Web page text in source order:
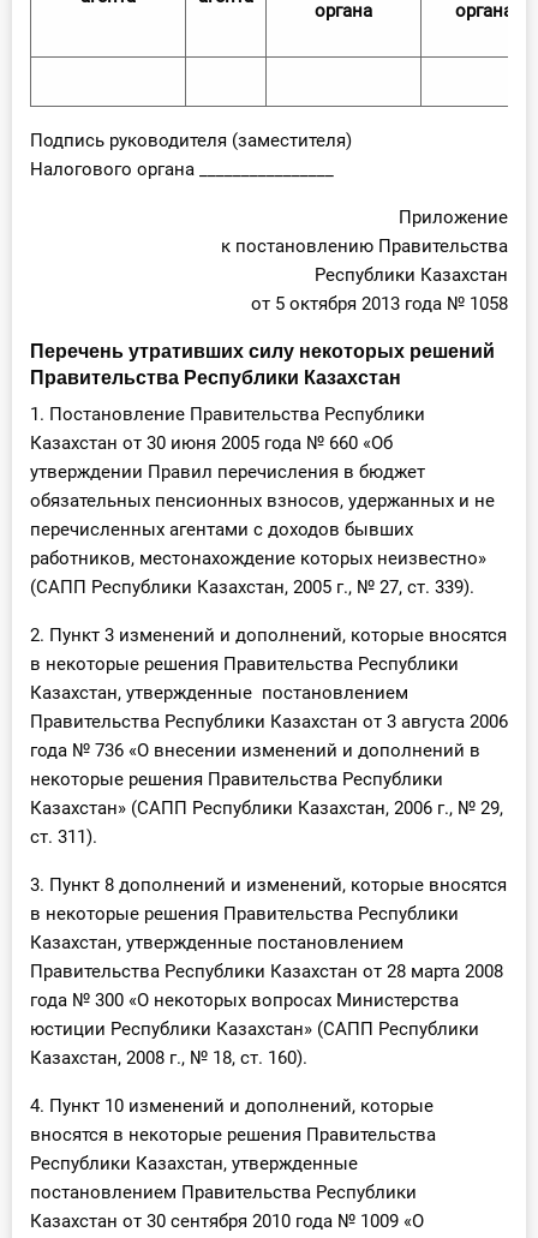
органа органа
Подпись руководителя (заместителя)
Налогового органа ________________
Приложение
к постановлению Правительства
Республики Казахстан
от 5 октября 2013 года № 1058
Перечень утративших силу некоторых решений
Правительства Республики Казахстан
1. Постановление Правительства Республики
Казахстан от 30 июня 2005 года № 660 «Об
утверждении Правил перечисления в бюджет
обязательных пенсионных взносов, удержанных и не
перечисленных агентами с доходов бывших
работников, местонахождение которых неизвестно»
(САПП Республики Казахстан, 2005 г., № 27, ст. 339).
2. Пункт 3 изменений и дополнений, которые вносятся
в некоторые решения Правительства Республики
Казахстан, утвержденные постановлением
Правительства Республики Казахстан от 3 августа 2006
года № 736 «О внесении изменений и дополнений в
некоторые решения Правительства Республики
Казахстан» (САПП Республики Казахстан, 2006 г., № 29,
ст. 311).
3. Пункт 8 дополнений и изменений, которые вносятся
в некоторые решения Правительства Республики
Казахстан, утвержденные постановлением
Правительства Республики Казахстан от 28 марта 2008
года № 300 «О некоторых вопросах Министерства
юстиции Республики Казахстан» (САПП Республики
Казахстан, 2008 г., № 18, ст. 160).
4. Пункт 10 изменений и дополнений, которые
вносятся в некоторые решения Правительства
Республики Казахстан, утвержденные
постановлением Правительства Республики
Казахстан от 30 сентября 2010 года № 1009 «О